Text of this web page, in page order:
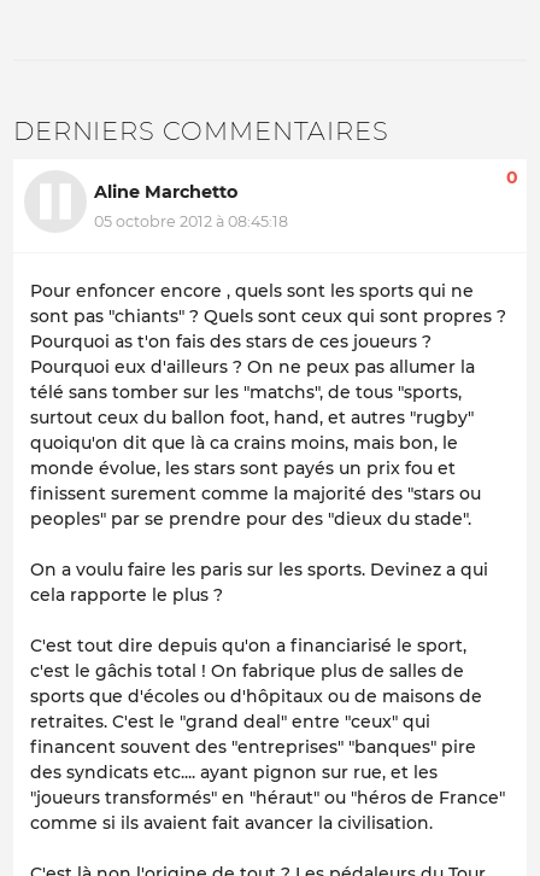
DERNIERS COMMENTAIRES
Aline Marchetto
05 octobre 2012 à 08:45:18
0
Pour enfoncer encore , quels sont les sports qui ne
sont pas "chiants" ? Quels sont ceux qui sont propres ?
Pourquoi as t'on fais des stars de ces joueurs ?
Pourquoi eux d'ailleurs ? On ne peux pas allumer la
télé sans tomber sur les "matchs", de tous "sports,
surtout ceux du ballon foot, hand, et autres "rugby"
quoiqu'on dit que là ca crains moins, mais bon, le
monde évolue, les stars sont payés un prix fou et
finissent surement comme la majorité des "stars ou
peoples" par se prendre pour des "dieux du stade".
On a voulu faire les paris sur les sports. Devinez a qui
cela rapporte le plus ?
C'est tout dire depuis qu'on a financiarisé le sport,
c'est le gâchis total ! On fabrique plus de salles de
sports que d'écoles ou d'hôpitaux ou de maisons de
retraites. C'est le "grand deal" entre "ceux" qui
financent souvent des "entreprises" "banques" pire
des syndicats etc.... ayant pignon sur rue, et les
"joueurs transformés" en "héraut" ou "héros de France"
comme si ils avaient fait avancer la civilisation.